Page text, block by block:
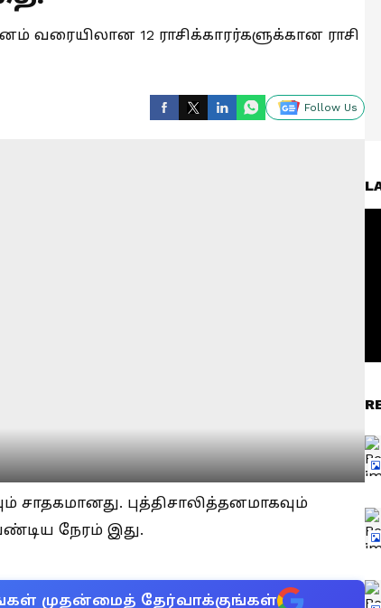
வரையிலான 12 ராசிக்காரர்களுக்கான ராசி
Follow Us
சாதகமானது. புத்திசாலித்தனமாகவும்
நேரம் இது.
முதன்மைத் தேர்வாக்குங்கள்